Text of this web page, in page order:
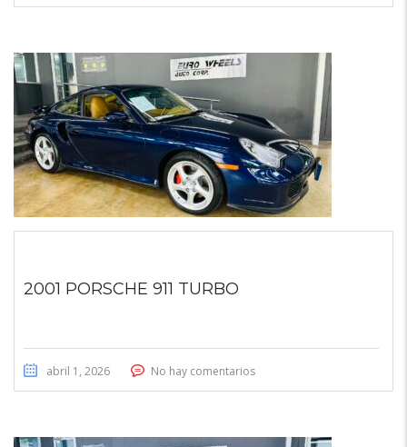
2001 PORSCHE 911 TURBO
abril 1, 2026 No hay comentarios